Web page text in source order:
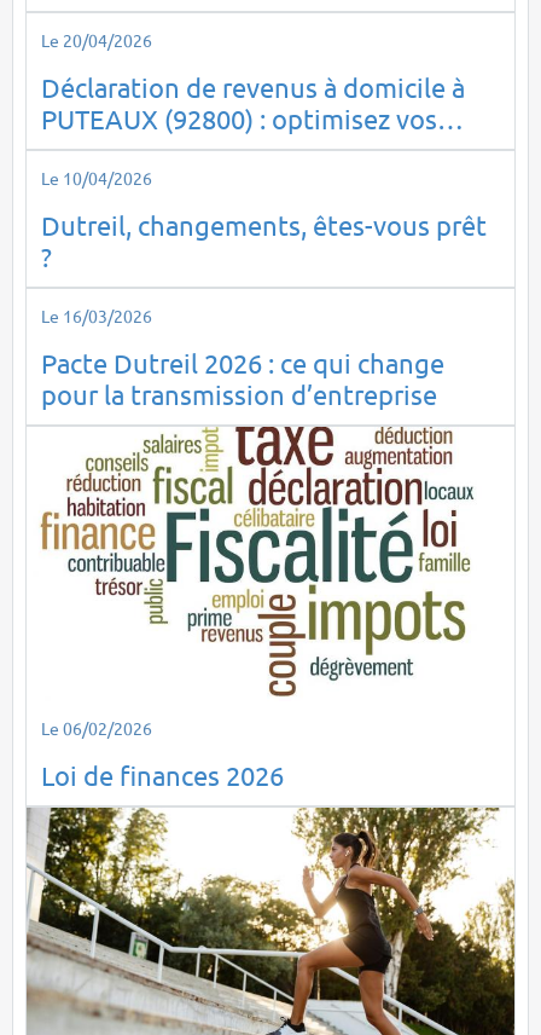
Le 20/04/2026
Déclaration de revenus à domicile à
PUTEAUX (92800) : optimisez vos
impôts en toute sérénité
Le 10/04/2026
Dutreil, changements, êtes-vous prêt
?
Le 16/03/2026
Pacte Dutreil 2026 : ce qui change
pour la transmission d’entreprise
Le 06/02/2026
Loi de finances 2026